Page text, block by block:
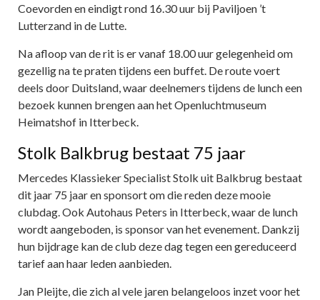
Coevorden en eindigt rond 16.30 uur bij Paviljoen ’t
Lutterzand in de Lutte.
Na afloop van de rit is er vanaf 18.00 uur gelegenheid om
gezellig na te praten tijdens een buffet. De route voert
deels door Duitsland, waar deelnemers tijdens de lunch een
bezoek kunnen brengen aan het Openluchtmuseum
Heimatshof in Itterbeck.
Stolk Balkbrug bestaat 75 jaar
Mercedes Klassieker Specialist Stolk uit Balkbrug bestaat
dit jaar 75 jaar en sponsort om die reden deze mooie
clubdag. Ook Autohaus Peters in Itterbeck, waar de lunch
wordt aangeboden, is sponsor van het evenement. Dankzij
hun bijdrage kan de club deze dag tegen een gereduceerd
tarief aan haar leden aanbieden.
Jan Pleijte, die zich al vele jaren belangeloos inzet voor het